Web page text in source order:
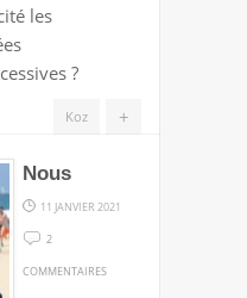
les
?
+
Koz
Nous
11 JANVIER 2021
2
COMMENTAIRES